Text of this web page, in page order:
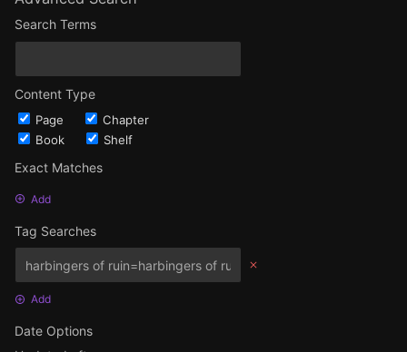
Search Terms
Content Type
Page
Chapter
Book
Shelf
Exact Matches
Add
Tag Searches
Add
Date Options